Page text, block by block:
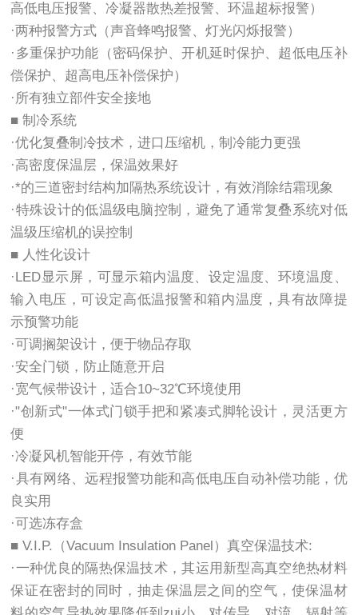
高低电压报警、冷凝器散热差报警、环温超标报警）
·两种报警方式（声音蜂鸣报警、灯光闪烁报警）
·多重保护功能（密码保护、开机延时保护、超低电压补
偿保护、超高电压补偿保护）
·所有独立部件安全接地
■ 制冷系统
·优化复叠制冷技术，进口压缩机，制冷能力更强
·高密度保温层，保温效果好
·*的三道密封结构加隔热系统设计，有效消除结霜现象
·特殊设计的低温级电脑控制，避免了通常复叠系统对低
温级压缩机的误控制
■ 人性化设计
·LED显示屏，可显示箱内温度、设定温度、环境温度、
输入电压，可设定高低温报警和箱内温度，具有故障提
示预警功能
·可调搁架设计，便于物品存取
·安全门锁，防止随意开启
·宽气候带设计，适合10~32℃环境使用
·"创新式"一体式门锁手把和紧凑式脚轮设计，灵活更方
便
·冷凝风机智能开停，有效节能
·具有网络、远程报警功能和高低电压自动补偿功能，优
良实用
·可选冻存盒
■ V.I.P.（Vacuum Insulation Panel）真空保温技术:
·一种优良的隔热保温技术，其运用新型高真空绝热材料
保证在密封的同时，抽走保温层之间的空气，使保温材